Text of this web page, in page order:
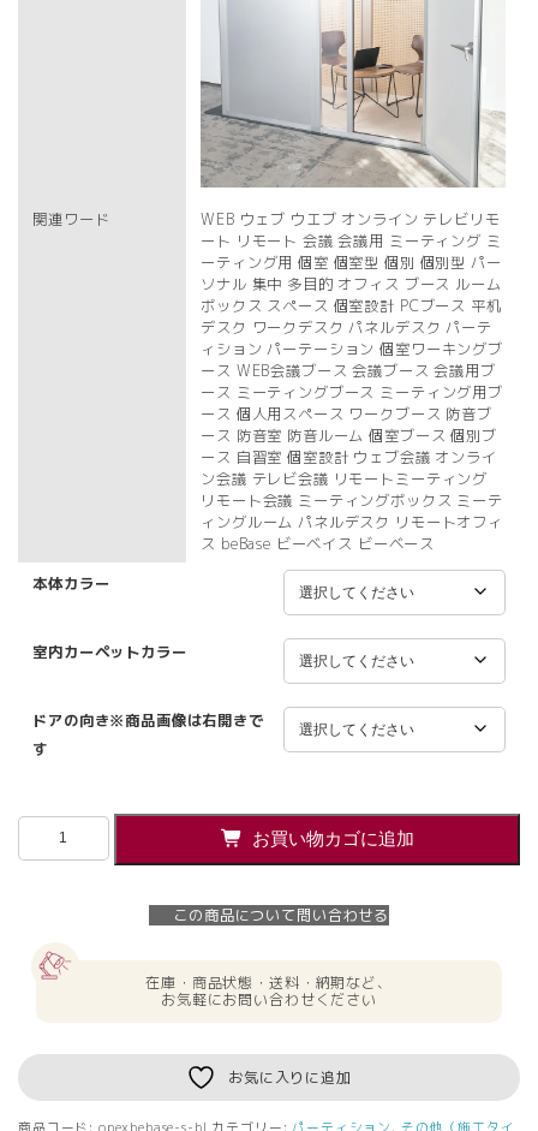
関連ワード
WEB ウェブ ウエブ オンライン テレビリモ
ート リモート 会議 会議用 ミーティング ミ
ーティング用 個室 個室型 個別 個別型 パー
ソナル 集中 多目的 オフィス ブース ルーム
ボックス スペース 個室設計 PCブース 平机
デスク ワークデスク パネルデスク パーテ
ィション パーテーション 個室ワーキングブ
ース WEB会議ブース 会議ブース 会議用ブ
ース ミーティングブース ミーティング用ブ
ース 個人用スペース ワークブース 防音ブ
ース 防音室 防音ルーム 個室ブース 個別ブ
ース 自習室 個室設計 ウェブ会議 オンライ
ン会議 テレビ会議 リモートミーティング
リモート会議 ミーティングボックス ミーテ
ィングルーム パネルデスク リモートオフィ
ス beBase ビーベイス ビーベース
本体カラー
室内カーペットカラー
ドアの向き※商品画像は右開きで
す
防
ス
W1243×D1243×H2098.5
お買い物カゴに追加
この商品について問い合わせる
在庫・商品状態・送料・納期など、
お気軽にお問い合わせください
お気に入りに追加
商品コード: opexbebase-s-bl カテゴリー: パーティション , その他（施工タイ